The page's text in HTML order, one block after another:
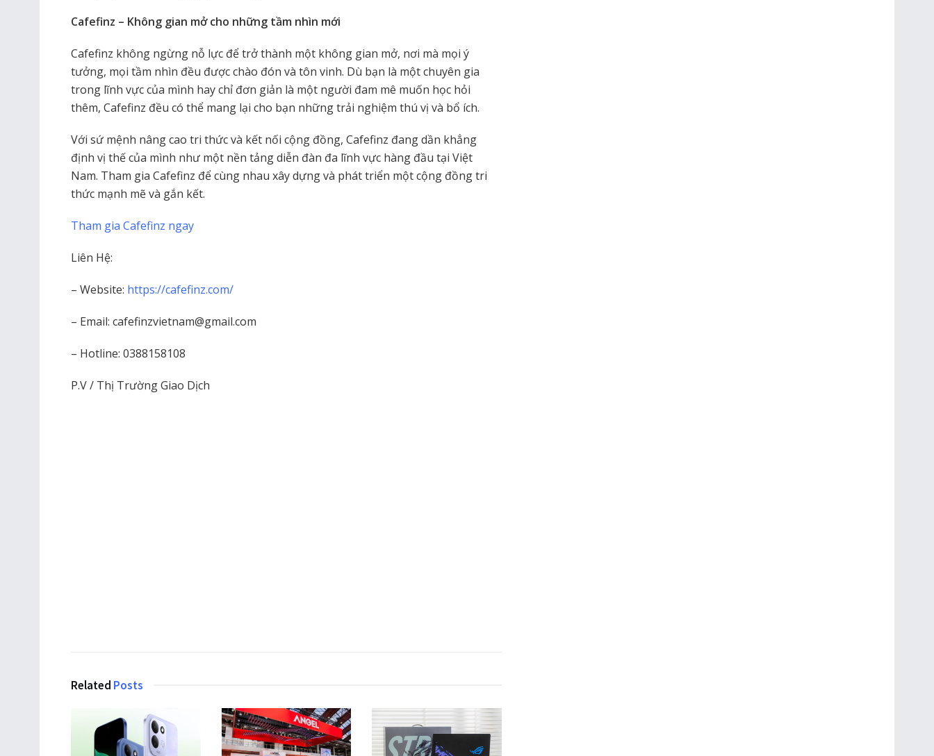
Cafefinz – Không gian mở cho những tầm nhìn mới
Cafefinz không ngừng nỗ lực để trở thành một không gian mở, nơi mà mọi ý
tưởng, mọi tầm nhìn đều được chào đón và tôn vinh. Dù bạn là một chuyên gia
trong lĩnh vực của mình hay chỉ đơn giản là một người đam mê muốn học hỏi
thêm, Cafefinz đều có thể mang lại cho bạn những trải nghiệm thú vị và bổ ích.
Với sứ mệnh nâng cao tri thức và kết nối cộng đồng, Cafefinz đang dần khẳng
định vị thế của mình như một nền tảng diễn đàn đa lĩnh vực hàng đầu tại Việt
Nam. Tham gia Cafefinz để cùng nhau xây dựng và phát triển một cộng đồng tri
thức mạnh mẽ và gắn kết.
Tham gia Cafefinz ngay
Liên Hệ:
– Website: https://cafefinz.com/
– Email: cafefinzvietnam@gmail.com
– Hotline: 0388158108
P.V / Thị Trường Giao Dịch
Related Posts